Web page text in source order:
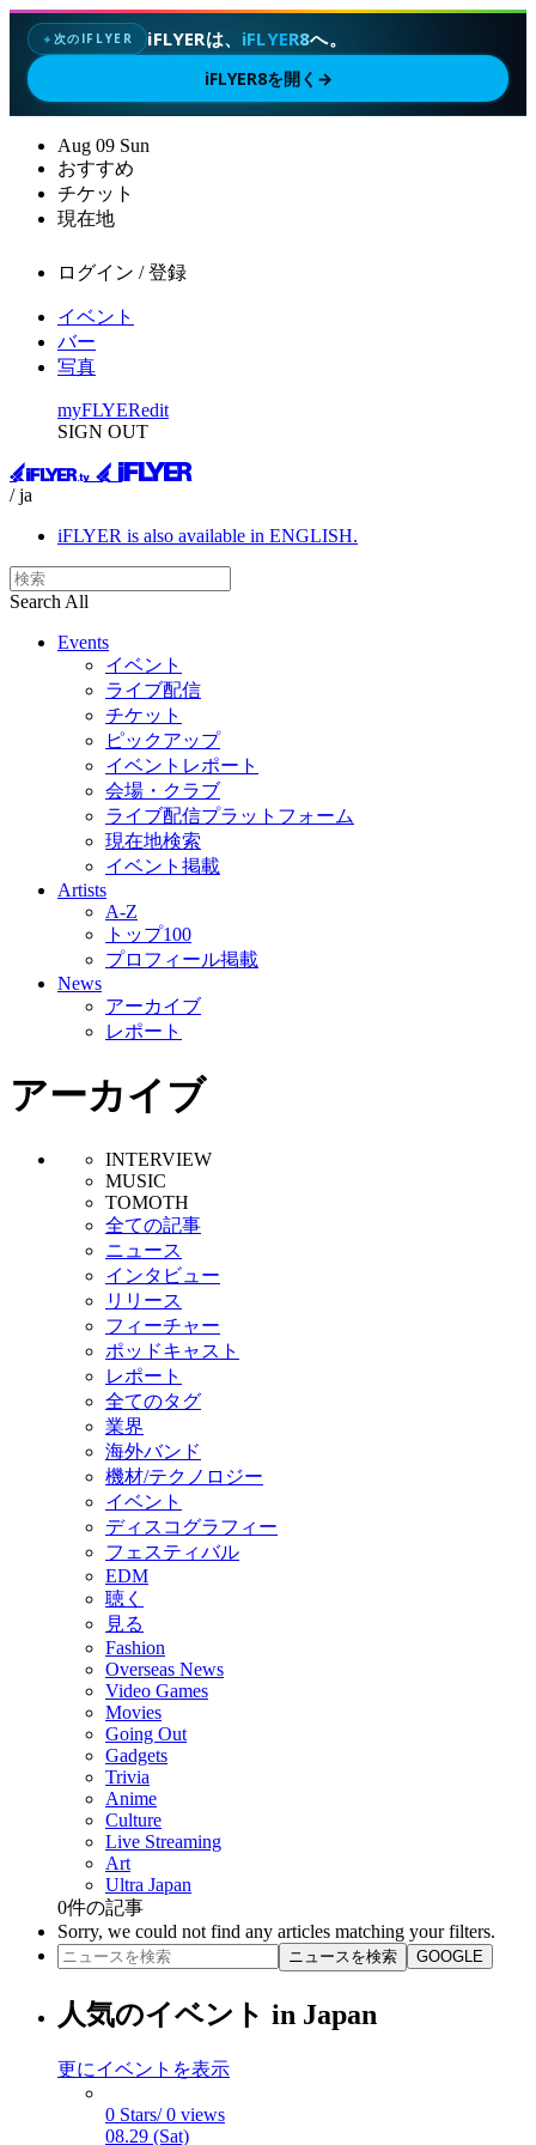
✦次のIFLYER iFLYERは、 iFLYER8へ。
iFLYER8を開く →
Aug 09 Sun
おすすめ
チケット
現在地
ログイン / 登録
イベント
バー
写真
myFLYERedit
SIGN OUT
/ ja
iFLYER is also available in ENGLISH.
Search All
Events
イベント
ライブ配信
チケット
ピックアップ
イベントレポート
会場・クラブ
ライブ配信プラットフォーム
現在地検索
イベント掲載
Artists
A-Z
トップ100
プロフィール掲載
News
アーカイブ
レポート
アーカイブ
INTERVIEW
MUSIC
TOMOTH
全ての記事
ニュース
インタビュー
リリース
フィーチャー
ポッドキャスト
レポート
全てのタグ
業界
海外バンド
機材/テクノロジー
イベント
ディスコグラフィー
フェスティバル
EDM
聴く
見る
Fashion
Overseas News
Video Games
Movies
Going Out
Gadgets
Trivia
Anime
Culture
Live Streaming
Art
Ultra Japan
0件の記事
Sorry, we could not find any articles matching your filters.
ニュースを検索 GOOGLE
人気のイベント in Japan
更にイベントを表示
0 Stars/ 0 views
08.29 (Sat)